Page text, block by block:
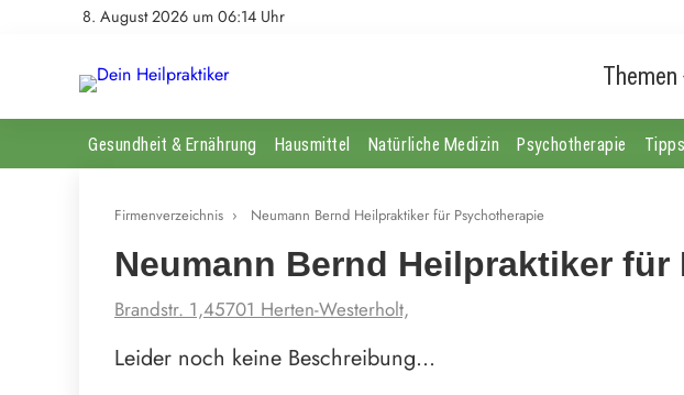
8. August 2026 um 06:14 Uhr
Themen
Gesundheit & Ernährung Hausmittel Natürliche Medizin Psychotherapie
Firmenverzeichnis › Neumann Bernd Heilpraktiker für Psychotherapie
Neumann Bernd Heilpraktiker
Brandstr. 1,45701 Herten-Westerholt,
Leider noch keine Beschreibung…